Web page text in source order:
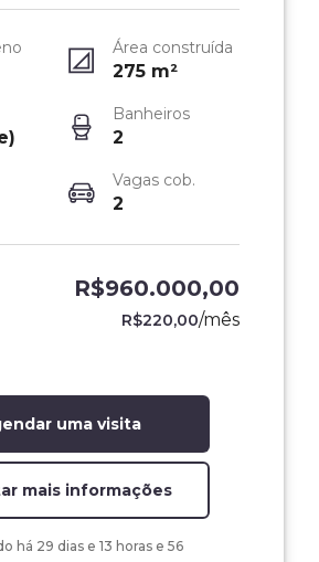
Área construída
275 m²
Banheiros
2
Vagas cob.
2
R$960.000,00
R$220,00/mês
uma visita
mais informações
há 29 dias e 13 horas e 56